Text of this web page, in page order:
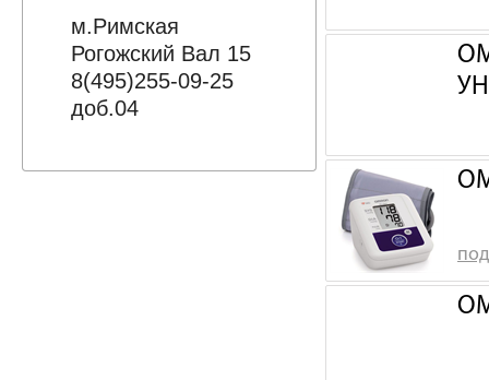
м.Римская
Рогожский Вал 15
8(495)255-09-25
доб.04